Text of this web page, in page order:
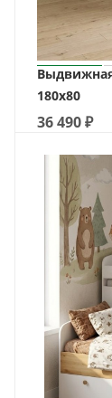
180х80
36 490₽